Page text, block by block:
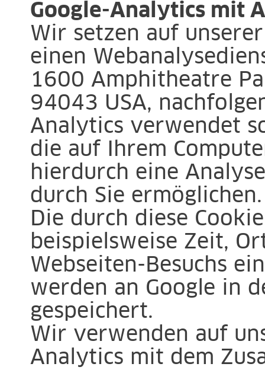
Google-Analytics mit
Wir setzen auf
einen
1600 Amphitheatre
94043 USA,
Analytics verwendet
die auf Ihrem
hierdurch eine
durch Sie ermöglichen.
Die durch diese
beispielsweise Zeit,
Webseiten-Besuchs
werden an Google in
gespeichert.
Wir verwenden auf
Analytics mit dem